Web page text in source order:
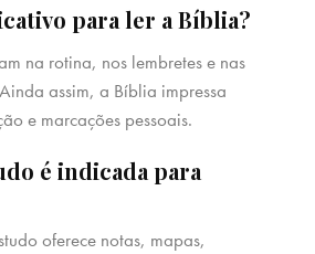
para ler a Bíblia?
na rotina, nos lembretes e nas
assim, a Bíblia impressa
e marcações pessoais.
é indicada para
oferece notas, mapas,